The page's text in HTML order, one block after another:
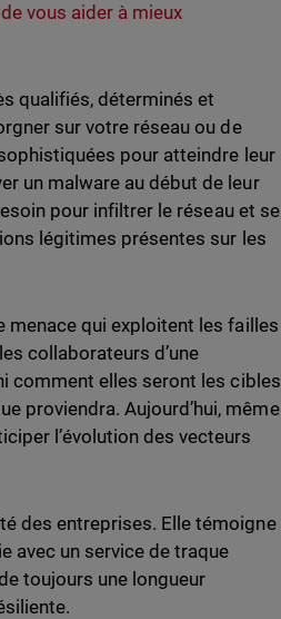
vous aider à mieux
qualifiés, déterminés et
sur votre réseau ou de
pour atteindre leur
un malware au début de leur
pour infiltrer le réseau et se
légitimes présentes sur les
menace qui exploitent les failles
collaborateurs d’une
comment elles seront les cibles
proviendra. Aujourd’hui, même
l’évolution des vecteurs
des entreprises. Elle témoigne
avec un service de traque
toujours une longueur